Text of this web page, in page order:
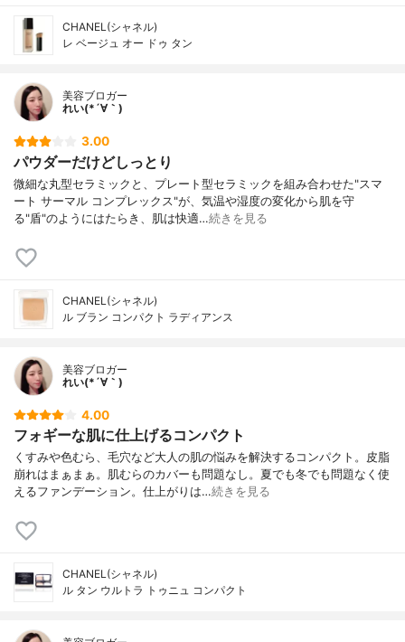
CHANEL(シャネル)
レ ベージュ オー ドゥ タン
美容ブロガー
れい(*´∀｀)
3.00
パウダーだけどしっとり
微細な丸型セラミックと、プレート型セラミックを組み合わせた"スマ
ート サーマル コンプレックス"が、気温や湿度の変化から肌を守
る"盾"のようにはたらき、肌は快適…続きを見る
CHANEL(シャネル)
ル ブラン コンパクト ラディアンス
美容ブロガー
れい(*´∀｀)
4.00
フォギーな肌に仕上げるコンパクト
くすみや色むら、毛穴など大人の肌の悩みを解決するコンパクト。皮脂
崩れはまぁまぁ。肌むらのカバーも問題なし。夏でも冬でも問題なく使
えるファンデーション。仕上がりは…続きを見る
CHANEL(シャネル)
ル タン ウルトラ トゥニュ コンパクト